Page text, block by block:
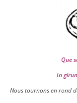
Que
In
Nous tour­nons en rond